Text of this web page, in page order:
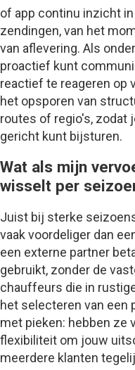
of app continu inzicht
zendingen, van het
van aflevering. Als
proactief kunt
reactief te reageren op
het opsporen van
routes of regio's, zodat
gericht kunt bijsturen.
Wat als mijn
wisselt per
Juist bij sterke
vaak voordeliger dan
een externe partner
gebruikt, zonder de
chauffeurs die in
het selecteren van een
met pieken: hebben ze
flexibiliteit om jouw
meerdere klanten